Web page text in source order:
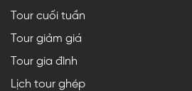
Tour cuối tuần
Tour giảm giá
Tour gia đình
Lịch tour ghép